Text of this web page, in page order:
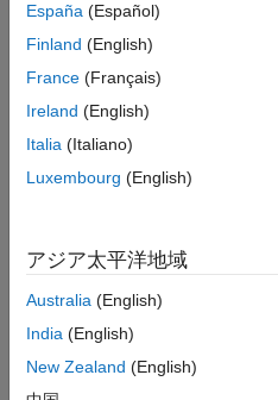
line:
España (Español)
Finland (English)
France (Français)
Ireland (English)
Italia (Italiano)
Luxembourg (English)
アジア太平洋地域
Australia (English)
India (English)
New Zealand (English)